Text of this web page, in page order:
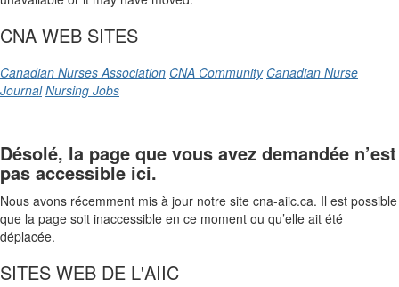
CNA WEB SITES
Canadian Nurses Association CNA Community Canadian Nurse
Journal Nursing Jobs
Désolé, la page que vous avez demandée n’est
pas accessible ici.
Nous avons récemment mis à jour notre site cna-aiic.ca. Il est possible
que la page soit inaccessible en ce moment ou qu’elle ait été
déplacée.
SITES WEB DE L'AIIC